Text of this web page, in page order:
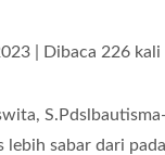
| Dibaca 226 kali
lebih sabar dari